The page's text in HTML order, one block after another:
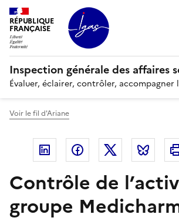
Panneau de gestion des cookies
RÉPUBLIQUE
FRANÇAISE
Inspection générale des affaires
Évaluer, éclairer, contrôler, accompagner
Voir le fil d'Ariane
Linkedin FacebookTwitter
Contrôle de
groupe